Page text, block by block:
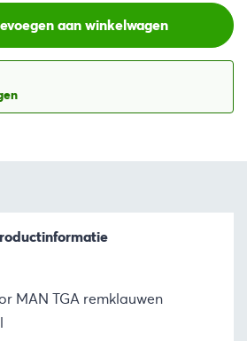
aan winkelwagen
MAN TGA remklauwen